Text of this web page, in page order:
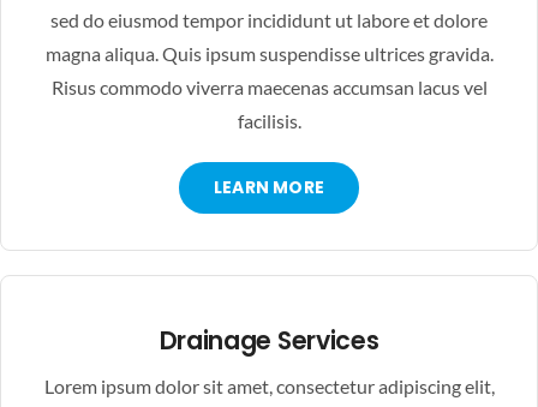
sed do eiusmod tempor incididunt ut labore et dolore
magna aliqua. Quis ipsum suspendisse ultrices gravida.
Risus commodo viverra maecenas accumsan lacus vel
facilisis.
LEARN MORE
Drainage Services
Lorem ipsum dolor sit amet, consectetur adipiscing elit,